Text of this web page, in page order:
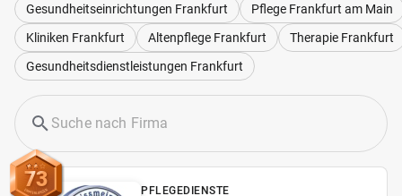
Gesundheitseinrichtungen Frankfurt
Pflege Frankfurt am Main
Kliniken Frankfurt
Altenpflege Frankfurt
Therapie Frankfurt
Gesundheitsdienstleistungen Frankfurt
73 PFLEGEDIENSTE